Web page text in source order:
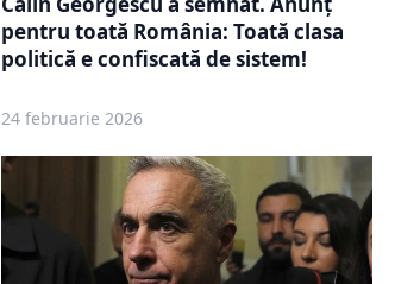
pentru toată România: Toată clasa
politică e confiscată de sistem!
24 februarie 2026